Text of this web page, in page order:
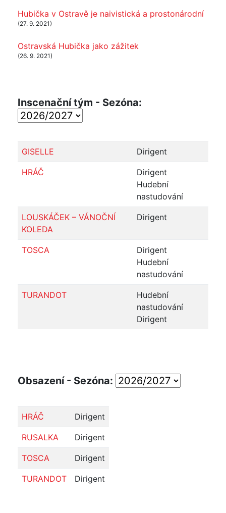
Hubička v Ostravě je naivistická a prostonárodní
(27. 9. 2021)
Ostravská Hubička jako zážitek
(26. 9. 2021)
Inscenační tým - Sezóna:
GISELLE Dirigent
HRÁČ
Dirigent
Hudební
nastudování
LOUSKÁČEK – VÁNOČNÍ
KOLEDA
Dirigent
TOSCA
Dirigent
Hudební
nastudování
TURANDOT
Hudební
nastudování
Dirigent
Obsazení - Sezóna:
HRÁČ Dirigent
RUSALKA Dirigent
TOSCA Dirigent
TURANDOT Dirigent